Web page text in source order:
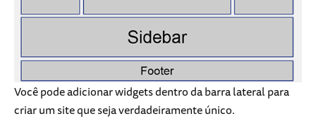
Você pode adicionar widgets dentro da barra lateral para
criar um site que seja verdadeiramente único.